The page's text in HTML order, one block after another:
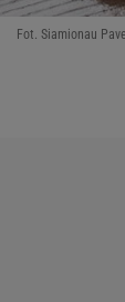
Fot. Siamionau